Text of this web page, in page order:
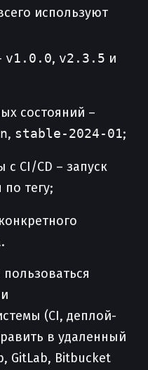
используют
v1.0.0, v2.3.5 и
состояний –
, stable-2024-01;
с CI/CD – запуск
тегу;
(CI, деплой-
в удаленный
GitLab, Bitbucket